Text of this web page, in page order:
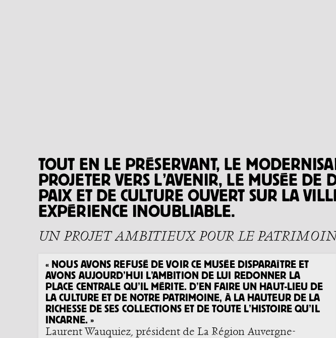
TOUT EN LE PRÉSERVANT, LE
PROJETER VERS L’AVENIR, LE MUSÉE
PAIX ET DE CULTURE OUVERT SUR LA
EXPÉRIENCE INOUBLIABLE.
UN PROJET AMBITIEUX POUR LE
« NOUS AVONS REFUSÉ DE VOIR CE MUSÉE DISPARAÎTRE ET
AVONS AUJOURD’HUI L’AMBITION DE LUI REDONNER LA
PLACE CENTRALE QU’IL MÉRITE. D’EN FAIRE UN HAUT-LIEU DE
LA CULTURE ET DE NOTRE PATRIMOINE, À LA HAUTEUR DE LA
RICHESSE DE SES COLLECTIONS ET DE TOUTE L’HISTOIRE QU’IL
INCARNE. »
Laurent Wauquiez, président de La Région Auvergne-